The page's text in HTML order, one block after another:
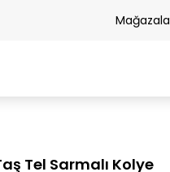
Tel Sarmalı Kolye